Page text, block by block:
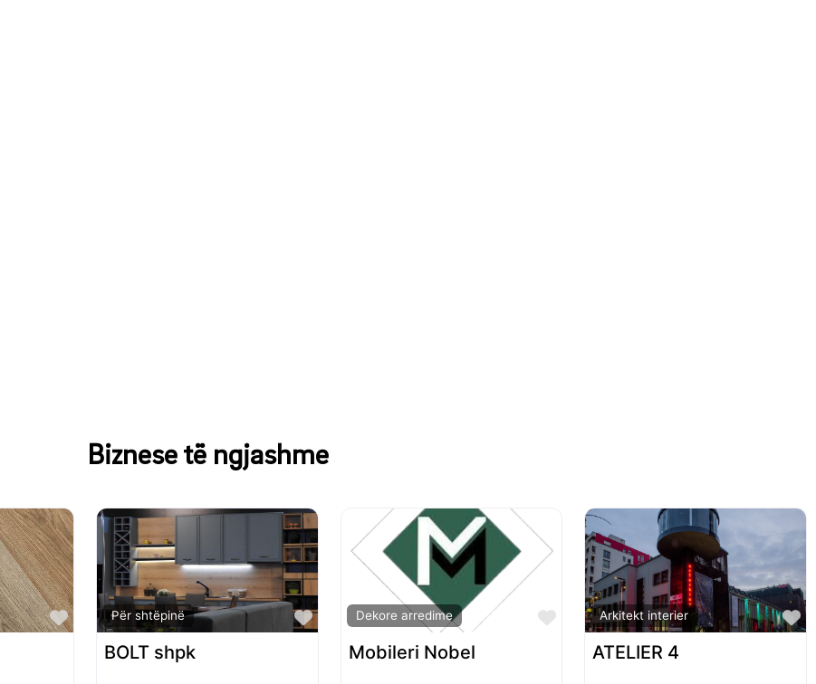
Biznese të ngjashme
FavoritePër shtëpinë
Favorite
BOLT shpk
Dekore arredime
Favorite
Mobileri Nobel
Arkitekt interier
ATELIER 4